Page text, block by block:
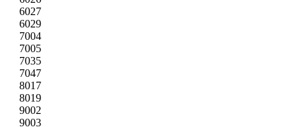
6027
6029
7004
7005
7035
7047
8017
8019
9002
9003